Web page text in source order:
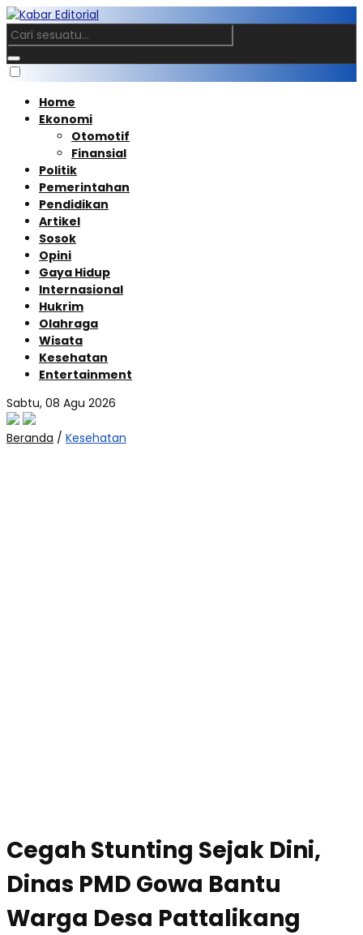
Home
Ekonomi
Otomotif
Finansial
Politik
Pemerintahan
Pendidikan
Artikel
Sosok
Opini
Gaya Hidup
Internasional
Hukrim
Olahraga
Wisata
Kesehatan
Entertainment
Sabtu, 08 Agu 2026
Beranda / Kesehatan
Cegah Stunting Sejak Dini,
Dinas PMD Gowa Bantu
Warga Desa Pattalikang